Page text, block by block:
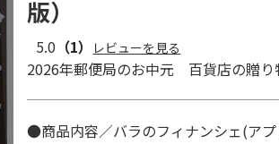
版）
5.0 （1） レビューを見る
2026年郵便局のお中元 百貨店の贈り
●商品内容／バラのフィナンシェ(ア